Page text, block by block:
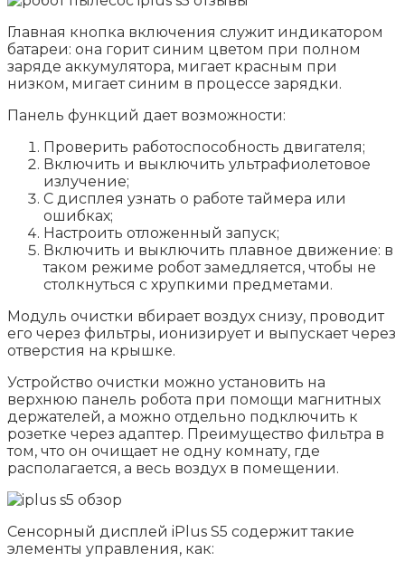
Главная кнопка включения служит индикатором
батареи: она горит синим цветом при полном
заряде аккумулятора, мигает красным при
низком, мигает синим в процессе зарядки.
Панель функций дает возможности:
Проверить работоспособность двигателя;
Включить и выключить ультрафиолетовое
излучение;
С дисплея узнать о работе таймера или
ошибках;
Настроить отложенный запуск;
Включить и выключить плавное движение: в
таком режиме робот замедляется, чтобы не
столкнуться с хрупкими предметами.
Модуль очистки вбирает воздух снизу, проводит
его через фильтры, ионизирует и выпускает через
отверстия на крышке.
Устройство очистки можно установить на
верхнюю панель робота при помощи магнитных
держателей, а можно отдельно подключить к
розетке через адаптер. Преимущество фильтра в
том, что он очищает не одну комнату, где
располагается, а весь воздух в помещении.
Сенсорный дисплей iPlus S5 содержит такие
элементы управления, как: